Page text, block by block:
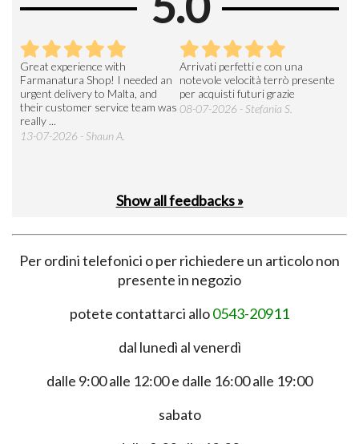
Great experience with
Farmanatura Shop! I needed an
urgent delivery to Malta, and
their customer service team was
really ...
13-07-2026 - Shaun A.
Arrivati perfetti e con una
notevole velocità terrò presente
per acquisti futuri grazie
08-07-2026 - Stefania S.
Show all feedbacks »
Per ordini telefonici o per richiedere un articolo non
presente in negozio
potete contattarci allo0543-20911
dal lunedì al venerdì
dalle 9:00 alle 12:00 e dalle 16:00 alle 19:00
sabato